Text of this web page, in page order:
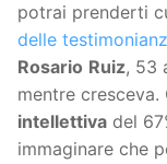
potrai prenderti
delle
Rosario Ruiz, 53
mentre
intellettiva del
immaginare che